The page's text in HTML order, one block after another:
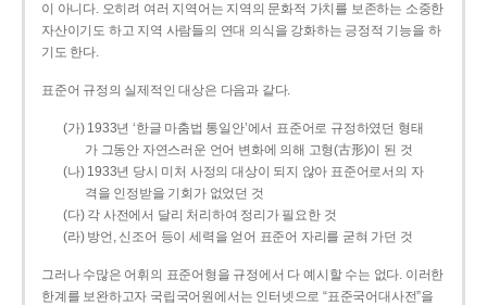
이 아니다. 오히려 여러 지역어는 지역의 문화적 가치를 보존하는 소중한
자산이기도 하고 지역 사람들의 연대 의식을 강화하는 긍정적 기능을 하
기도 한다.
표준어 규정의 실제적인 대상은 다음과 같다.
(가) 1933년 ‘한글 마춤법 통일안’에서 표준어로 규정하였던 형태
가 그동안 자연스러운 언어 변화에 의해 고형(古形)이 된 것
(나) 1933년 당시 미처 사정의 대상이 되지 않아 표준어로서의 자
격을 인정받을 기회가 없었던 것
(다) 각 사전에서 달리 처리하여 정리가 필요한 것
(라) 방언, 신조어 등이 세력을 얻어 표준어 자리를 굳혀 가던 것
그러나 수많은 어휘의 표준어형을 규정에서 다 예시할 수는 없다. 이러한
한계를 보완하고자 국립국어원에서는 인터넷으로 “표준국어대사전”을